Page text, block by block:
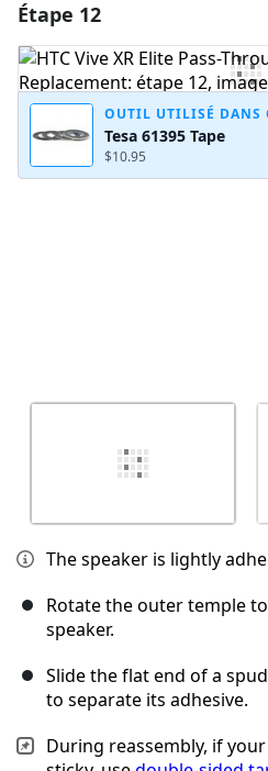
Ajouter un commentaire
Étape 12
OUTIL UTILISÉ DANS
Tesa 61395 Tape
$10.95
The speaker is lightly
Rotate the outer temple
speaker.
Slide the flat end of a
to separate its adhesive.
During reassembly, if